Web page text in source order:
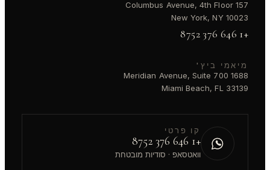
157 Columbus Avenue, 4th Floor
New York, NY 10023
+1 646 376 8752
מיאמי ביץ'
1688 Meridian Avenue, Suite 700
Miami Beach, FL 33139
קו פרטי
+1 646 376 8752
וואטסאפ · סודיות מובטחת